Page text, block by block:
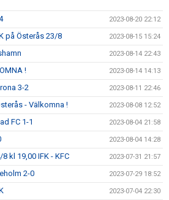
2023-08-20 22:12
på Österås 23/8 2023-08-15 15:24
2023-08-14 22:43
! 2023-08-14 14:13
3-2 2023-08-11 22:46
- Välkomna ! 2023-08-08 12:52
FC 1-1 2023-08-04 21:58
2023-08-04 14:28
kl 19,00 IFK - KFC 2023-07-31 21:57
2-0 2023-07-29 18:52
2023-07-04 22:30